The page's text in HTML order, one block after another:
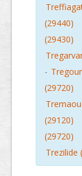
(29440)
(29430)
-
(29720)
(29120)
(29720)
Trezilide